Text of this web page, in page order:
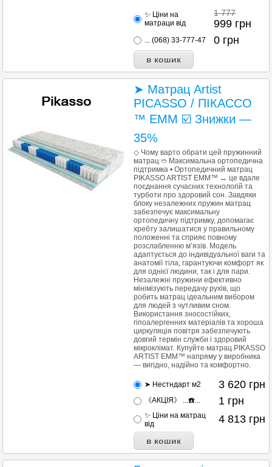
✨ Ціни на
матраци від
1 777
999 грн
... (068) 33-777-47 0 грн
➤ Матрац Artist
PICASSO / ПІКАССО
™ ЕММ ☑️ Знижки —
35%
◇ Чому варто обрати цей пружинний
матрац ➱ Максимальна ортопедична
підтримка • Ортопедичний матрац
PIKASSO ARTIST EMM™ ↔ це вдале
поєднання сучасних технологій та
турботи про здоровий сон. Завдяки
блоку незалежних пружин матрац
забезпечує максимальну
ортопедичну підтримку, допомагає
хребту залишатися у правильному
положенні та сприяє повному
розслабленню м’язів. Модель
адаптується до індивідуальної ваги та
анатомії тіла, гарантуючи комфорт як
для однієї людини, так і для пари.
Незалежні пружини ефективно
мінімізують передачу рухів, що
робить матрац ідеальним вибором
для людей з чутливим сном.
Використання зносостійких,
гіпоалергенних матеріалів та хороша
циркуляція повітря забезпечують
довгий термін служби і здоровий
мікроклімат. Купуйте матрац PIKASSO
ARTIST EMM™ напряму у виробника
— вигідно, надійно та комфортно.
➤ Нестндарт м2 3 620 грн
《АКЦІЯ》 ...☎️... 1 грн
✨ Ціни на матрац
від
4 813 грн